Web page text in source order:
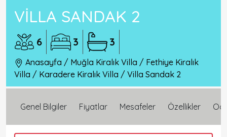
VILLA SANDAK 2
6 3 3
Anasayfa / Muğla Kiralık Villa / Fethiye Kiralık
Villa / Karadere Kiralık Villa / Villa Sandak 2
Genel Bilgiler Fiyatlar Mesafeler Özellikler